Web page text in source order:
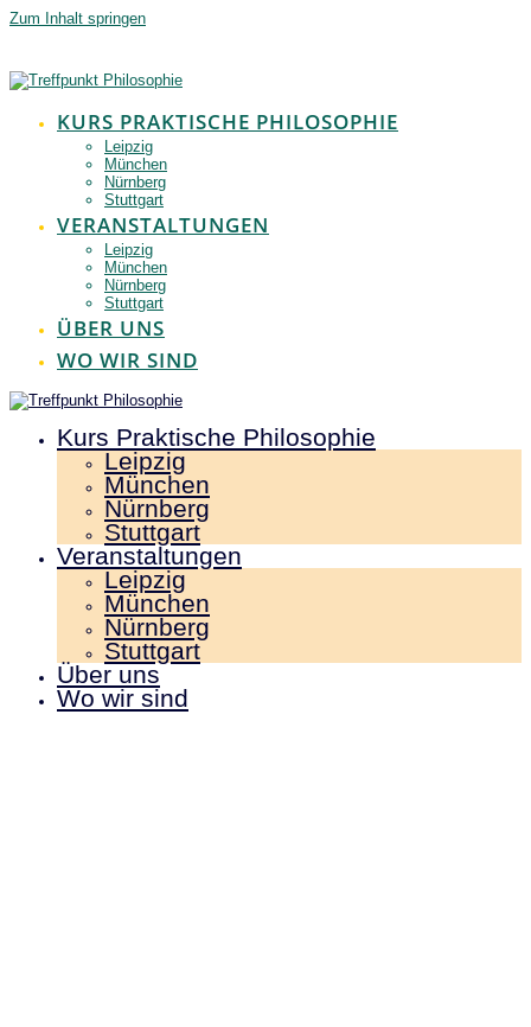
Zum Inhalt springen
KURS PRAKTISCHE PHILOSOPHIE
Leipzig
München
Nürnberg
Stuttgart
VERANSTALTUNGEN
Leipzig
München
Nürnberg
Stuttgart
ÜBER UNS
WO WIR SIND
Kurs Praktische Philosophie
Leipzig
München
Nürnberg
Stuttgart
Veranstaltungen
Leipzig
München
Nürnberg
Stuttgart
Über uns
Wo wir sind